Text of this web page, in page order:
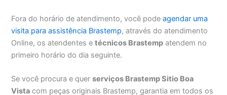
Fora do horário de atendimento, você podeagendar uma
visita para assistência Brastemp, através do atendimento
Online, os atendentes etécnicos Brastemp atendem no
primeiro horário do dia seguinte.
Se você procura e querserviços Brastemp Sitio Boa
Vista com peças originais Brastemp, garantia em todos os